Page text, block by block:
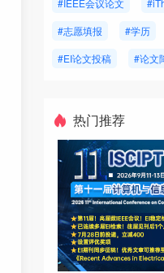
#IEEE会议论文
#志愿填报
#学历
#EI论文投稿
#论文
热门推荐